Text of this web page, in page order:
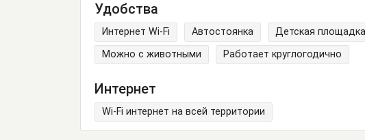
Удобства
Интернет Wi-Fi Автостоянка Детская площадка
Можно с животными
Работает круглогодично
Интернет
Wi-Fi интернет на всей территории